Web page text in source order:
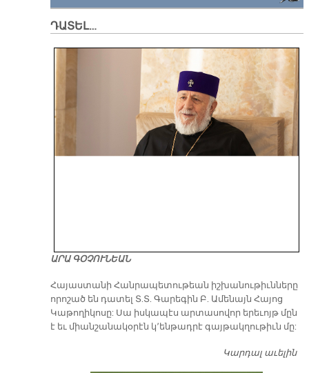
ԴԱՏԵԼ…
ԱՐԱ ԳՕՉՈՒՆԵԱՆ
​Հայաստանի Հանրապետութեան իշխանութիւնները
որոշած են դատել Տ.Տ. Գարեգին Բ. Ամենայն Հայոց
Կաթողիկոսը: Սա իսկապէս արտասովոր երեւոյթ մըն
է եւ միանշանակօրէն կ՚ենթադրէ գայթակղութիւն մը:
Կարդալ աւելին